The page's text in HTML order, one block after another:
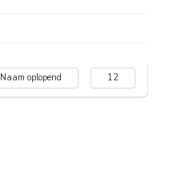
Naam oplopend 12